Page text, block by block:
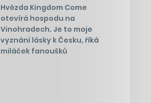
Hvězda Kingdom Come
otevírá hospodu na
Vinohradech. Je to moje
vyznání lásky k Česku, říká
miláček fanoušků